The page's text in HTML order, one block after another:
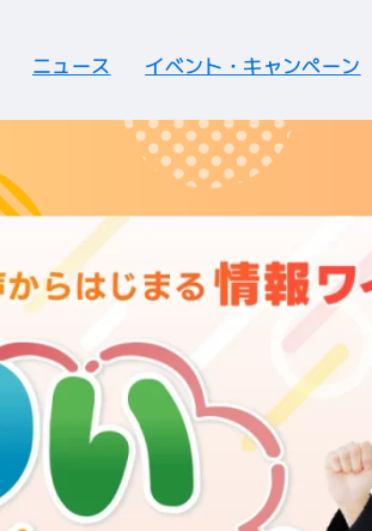
ニュース イベント・キャンペーン